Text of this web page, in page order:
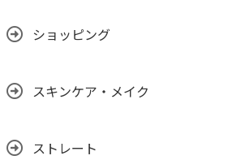
ショッピング
スキンケア・メイク
ストレート